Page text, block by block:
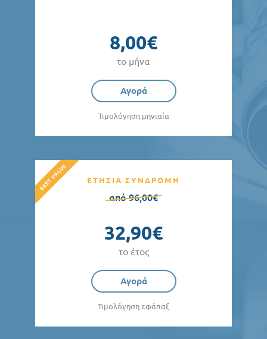
8,00€
το μήνα
Αγορά
Τιμολόγηση μηνιαία
ΕΤΗΣΙΑ ΣΥΝΔΡΟΜΗ
από 96,00€
32,90€
το έτος
Αγορά
Τιμολόγηση εφάπαξ